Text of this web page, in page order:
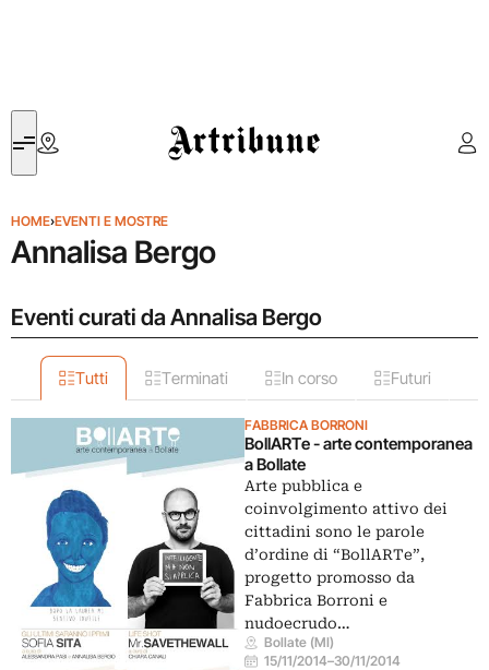
Artribune
HOME›EVENTI E MOSTRE
Annalisa Bergo
Eventi curati da Annalisa Bergo
Tutti Terminati In corso Futuri
FABBRICA BORRONI
BollARTe - arte contemporanea
a Bollate
Arte pubblica e
coinvolgimento attivo dei
cittadini sono le parole
d’ordine di “BollARTe”,
progetto promosso da
Fabbrica Borroni e
nudoecrudo…
Bollate (MI)
15/11/2014–30/11/2014